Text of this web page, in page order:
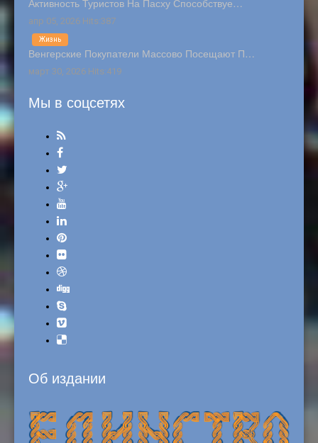
Активность Туристов На Пасху Способствуе…
апр 05, 2026 Hits:387
Венгерские Покупатели Массово Посещают П…
март 30, 2026 Hits:419
Жизнь
Мы в соцсетях
Об издании